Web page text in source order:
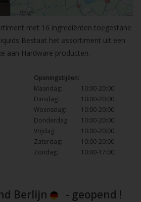
met 16 ingrediënten toegestane
Bestaat het assortiment uit een
aan Hardware producten.
Openingstijden:
Maandag:
10:00-20:00
Dinsdag:
10:00-20:00
Woensdag:
10:00-20:00
Donderdag:
10:00-20:00
Vrijdag:
10:00-20:00
Zaterdag:
10:00-20:00
Zondag:
10:00-17:00
Berlijn - geopend !